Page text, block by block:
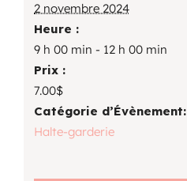
2 novembre 2024
Heure :
9 h 00 min - 12 h 00 min
Prix :
7.00$
Catégorie d’Évènement:
Halte-garderie